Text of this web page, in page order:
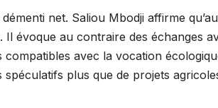
net. Saliou Mbodji affirme
Il évoque au contraire des échanges
avec la vocation
spéculatifs plus que de projets